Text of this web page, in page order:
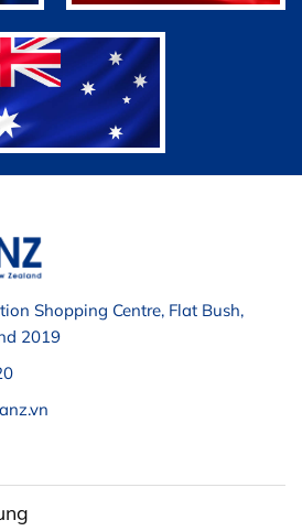
Shopping Centre, Flat Bush,
2019